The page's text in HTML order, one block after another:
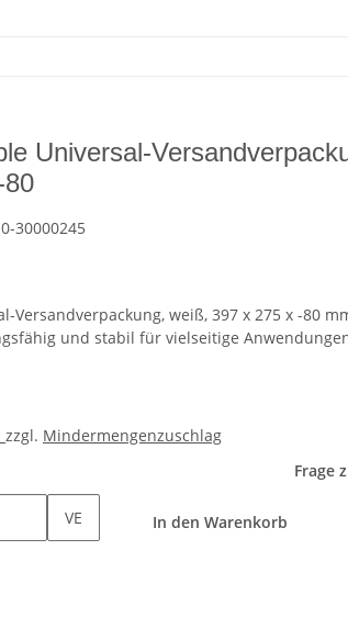
Universal-
30000245
Versandverpackung, weiß, 397 x 275 x -80
und stabil für vielseitige
zzgl. Mindermengenzuschlag
Frage
VE In den Warenkorb